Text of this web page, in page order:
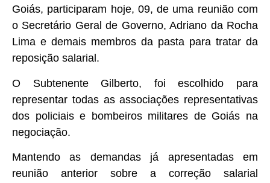
Goiás, participaram hoje, 09, de uma reunião com
o Secretário Geral de Governo, Adriano da Rocha
Lima e demais membros da pasta para tratar da
reposição salarial.
O Subtenente Gilberto, foi escolhido para
representar todas as associações representativas
dos policiais e bombeiros militares de Goiás na
negociação.
Mantendo as demandas já apresentadas em
reunião anterior sobre a correção salarial